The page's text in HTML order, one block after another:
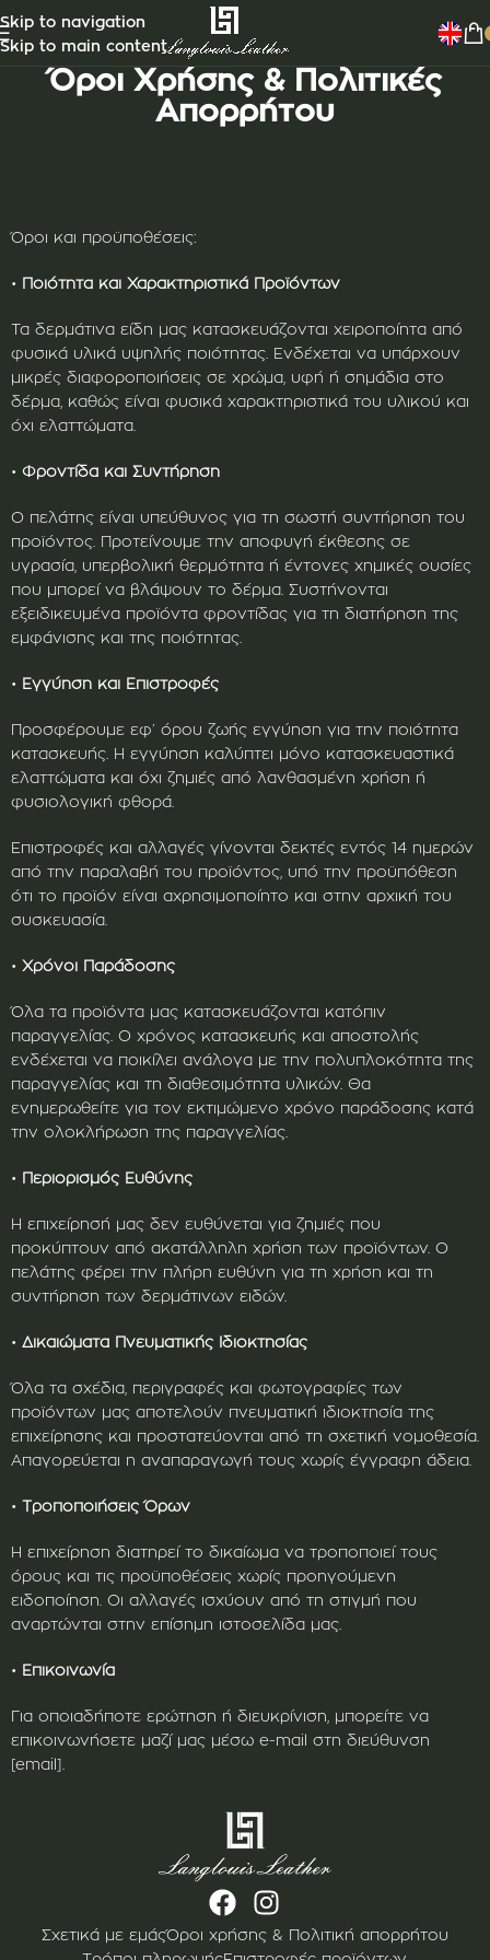
Skip to navigation
Skip to main content
Όροι Χρήσης & Πολιτικές
Απορρήτου
Όροι και προϋποθέσεις:
• Ποιότητα και Χαρακτηριστικά Προϊόντων
Τα δερμάτινα είδη μας κατασκευάζονται χειροποίητα από
φυσικά υλικά υψηλής ποιότητας. Ενδέχεται να υπάρχουν
μικρές διαφοροποιήσεις σε χρώμα, υφή ή σημάδια στο
δέρμα, καθώς είναι φυσικά χαρακτηριστικά του υλικού και
όχι ελαττώματα.
• Φροντίδα και Συντήρηση
Ο πελάτης είναι υπεύθυνος για τη σωστή συντήρηση του
προϊόντος. Προτείνουμε την αποφυγή έκθεσης σε
υγρασία, υπερβολική θερμότητα ή έντονες χημικές ουσίες
που μπορεί να βλάψουν το δέρμα. Συστήνονται
εξειδικευμένα προϊόντα φροντίδας για τη διατήρηση της
εμφάνισης και της ποιότητας.
• Εγγύηση και Επιστροφές
Προσφέρουμε εφ’ όρου ζωής εγγύηση για την ποιότητα
κατασκευής. Η εγγύηση καλύπτει μόνο κατασκευαστικά
ελαττώματα και όχι ζημιές από λανθασμένη χρήση ή
φυσιολογική φθορά.
Επιστροφές και αλλαγές γίνονται δεκτές εντός 14 ημερών
από την παραλαβή του προϊόντος, υπό την προϋπόθεση
ότι το προϊόν είναι αχρησιμοποίητο και στην αρχική του
συσκευασία.
• Χρόνοι Παράδοσης
Όλα τα προϊόντα μας κατασκευάζονται κατόπιν
παραγγελίας. Ο χρόνος κατασκευής και αποστολής
ενδέχεται να ποικίλει ανάλογα με την πολυπλοκότητα της
παραγγελίας και τη διαθεσιμότητα υλικών. Θα
ενημερωθείτε για τον εκτιμώμενο χρόνο παράδοσης κατά
την ολοκλήρωση της παραγγελίας.
• Περιορισμός Ευθύνης
Η επιχείρησή μας δεν ευθύνεται για ζημιές που
προκύπτουν από ακατάλληλη χρήση των προϊόντων. Ο
πελάτης φέρει την πλήρη ευθύνη για τη χρήση και τη
συντήρηση των δερμάτινων ειδών.
• Δικαιώματα Πνευματικής Ιδιοκτησίας
Όλα τα σχέδια, περιγραφές και φωτογραφίες των
προϊόντων μας αποτελούν πνευματική ιδιοκτησία της
επιχείρησης και προστατεύονται από τη σχετική νομοθεσία.
Απαγορεύεται η αναπαραγωγή τους χωρίς έγγραφη άδεια.
• Τροποποιήσεις Όρων
Η επιχείρηση διατηρεί το δικαίωμα να τροποποιεί τους
όρους και τις προϋποθέσεις χωρίς προηγούμενη
ειδοποίηση. Οι αλλαγές ισχύουν από τη στιγμή που
αναρτώνται στην επίσημη ιστοσελίδα μας.
• Επικοινωνία
Για οποιαδήποτε ερώτηση ή διευκρίνιση, μπορείτε να
επικοινωνήσετε μαζί μας μέσω e-mail στη διεύθυνση
[email].
Σχετικά με εμάςΌροι χρήσης & Πολιτική απορρήτου